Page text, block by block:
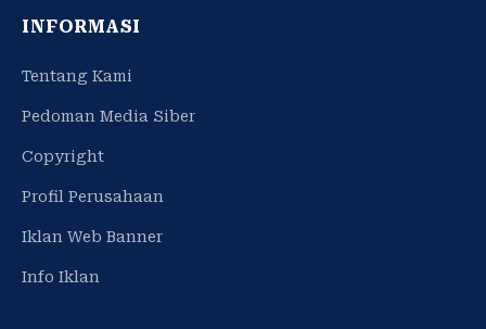
INFORMASI
Tentang Kami
Pedoman Media Siber
Copyright
Profil Perusahaan
Iklan Web Banner
Info Iklan